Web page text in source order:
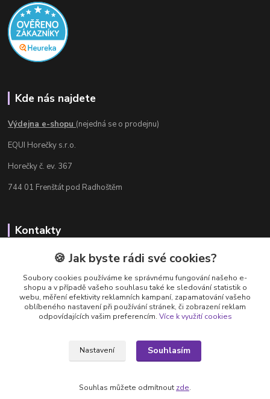
Kde nás najdete
Výdejna e-shopu (nejedná se o prodejnu)
EQUI Horečky s.r.o.
Horečky č. ev. 367
744 01 Frenštát pod Radhoštěm
Kontakty
Radka Chamrádová
+420 737 484 708
Výdejna e-shopu: Po-Ne, 8-20 hod.
info@equi-horecky.cz
Frenštát pod Radhoštěm, C 93460 vedená u Krajského soudu v Ostravě
🍪 Jak byste rádi své cookies?
Soubory cookies používáme ke správnému fungování našeho e-
shopu a v případě vašeho souhlasu také ke sledování statistik o
webu, měření efektivity reklamních kampaní, zapamatování vašeho
oblíbeného nastavení při používání stránek, či zobrazení reklam
odpovídajících vašim preferencím. Více k využití cookies
Nastavení Souhlasím
Souhlas můžete odmítnout zde.